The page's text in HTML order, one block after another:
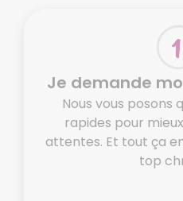
Je demande
Nous vous posons
rapides pour
attentes. Et tout ça
top